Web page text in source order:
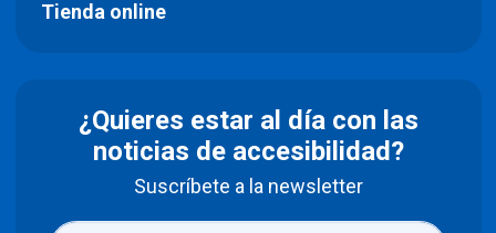
Tienda online
¿Quieres estar al día con las
noticias de accesibilidad?
Suscríbete a la newsletter